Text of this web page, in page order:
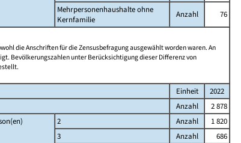
Mehrpersonenhaushalte ohne
Kernfamilie
Anzahl
76
die Anschriften für die Zensusbefragung ausgewählt worden waren. An
Bevölkerungszahlen unter Berücksichtigung dieser Differenz von
Einheit
2022
Anzahl
2 878
2 Anzahl
1 820
3
Anzahl
686